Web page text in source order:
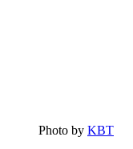
Photo by KBT